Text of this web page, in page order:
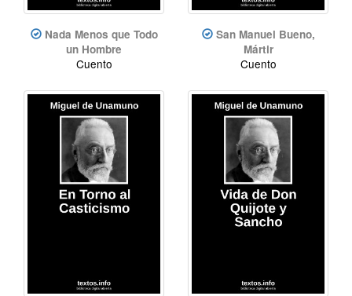
Nada Menos que Todo
un Hombre
Cuento
San Manuel Bueno,
Mártir
Cuento